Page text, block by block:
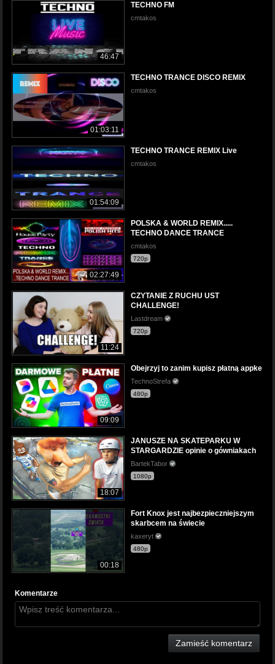
46:47
TECHNO FM
cmtakos
01:03:11
TECHNO TRANCE DISCO REMIX
cmtakos
01:54:09
TECHNO TRANCE REMIX Live
cmtakos
02:27:49
POLSKA & WORLD REMIX.....
TECHNO DANCE TRANCE
cmtakos
720p
11:24
CZYTANIE Z RUCHU UST
CHALLENGE!
Lastdream
720p
09:09
Obejrzyj to zanim kupisz płatną appke
TechnoStrefa
480p
18:07
JANUSZE NA SKATEPARKU W
STARGARDZIE opinie o gówniakach
BartekTabor
1080p
00:18
Fort Knox jest najbezpieczniejszym
skarbcem na świecie
kaxeryt
480p
Komentarze
Zamieść komentarz